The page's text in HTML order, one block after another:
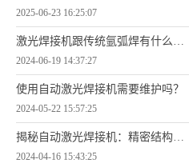
2025-06-23 16:25:07
激光焊接机跟传统氩弧焊有什么区别
2024-06-19 14:37:27
使用自动激光焊接机需要维护吗？
2024-05-22 15:57:25
揭秘自动激光焊接机：精密结构背后的无限可能
2024-04-16 15:43:25